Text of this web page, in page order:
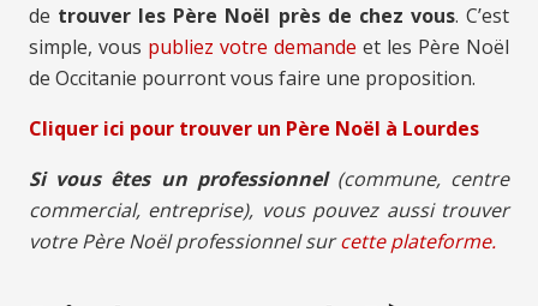
de trouver les Père Noël près de chez vous. C’est
simple, vous publiez votre demande et les Père Noël
de Occitanie pourront vous faire une proposition.
Cliquer ici pour trouver un Père Noël à Lourdes
Si vous êtes un professionnel(commune, centre
commercial, entreprise), vous pouvez aussi trouver
votre Père Noël professionnel surcette plateforme.